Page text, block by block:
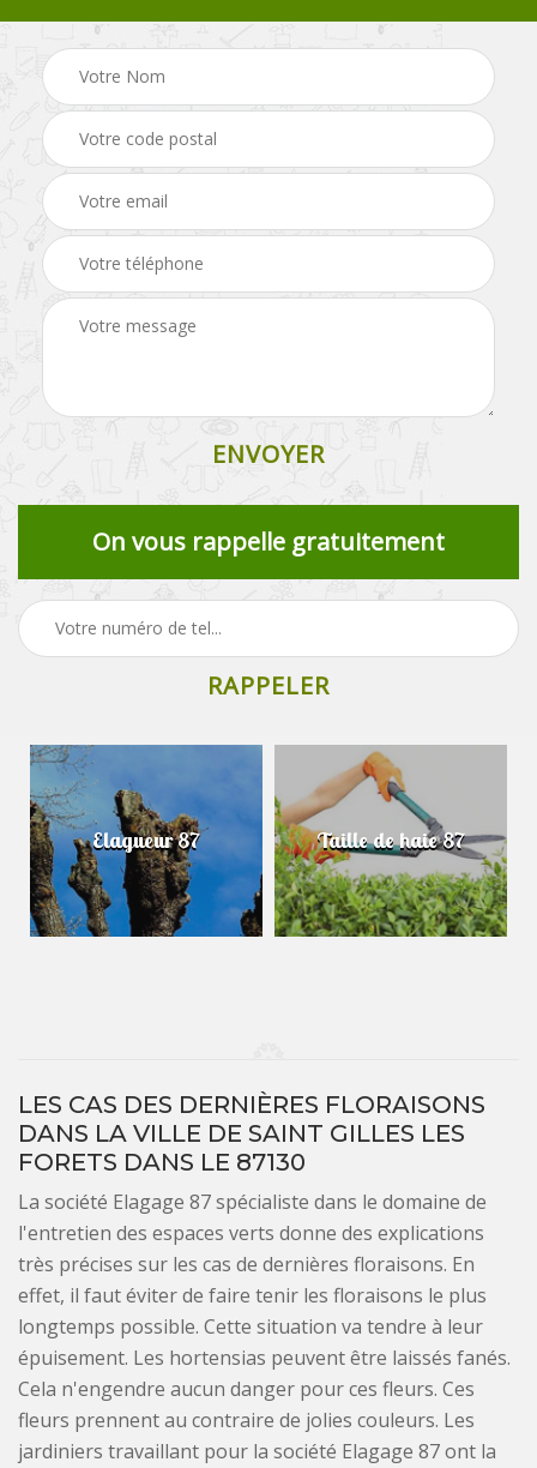
On vous rappelle gratuitement
Elagueur 87 Taille de haie 87
LES CAS DES DERNIÈRES FLORAISONS
DANS LA VILLE DE SAINT GILLES LES
FORETS DANS LE 87130
La société Elagage 87 spécialiste dans le domaine de
l'entretien des espaces verts donne des explications
très précises sur les cas de dernières floraisons. En
effet, il faut éviter de faire tenir les floraisons le plus
longtemps possible. Cette situation va tendre à leur
épuisement. Les hortensias peuvent être laissés fanés.
Cela n'engendre aucun danger pour ces fleurs. Ces
fleurs prennent au contraire de jolies couleurs. Les
jardiniers travaillant pour la société Elagage 87 ont la